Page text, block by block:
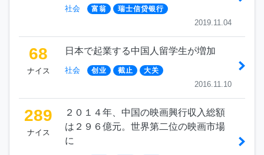
社会 富翁 瑞士信贷银行
2019.11.04
68
ナイス
日本で起業する中国人留学生が増加
社会 创业 截止 大关
2016.11.10
289
ナイス
２０１４年、中国の映画興行収入総額
は２９６億元。世界第二位の映画市場
に